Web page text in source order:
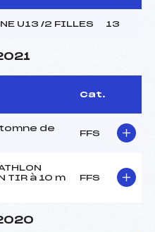
U13 /2 FILLES 13
Cat.
de
FFS
TIR à 10 m
FFS